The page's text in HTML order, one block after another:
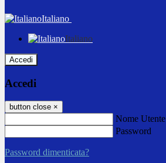
Italiano
Italiano
Accedi
Accedi
button close ×
Nome Utente
Password
Password dimenticata?